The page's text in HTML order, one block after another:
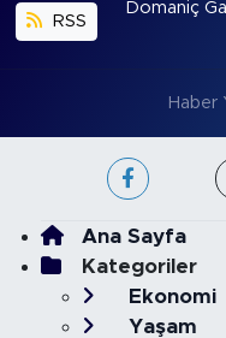
RSS
Domaniç
Haber
Ana Sayfa
Kategoriler
Ekonomi
Yaşam